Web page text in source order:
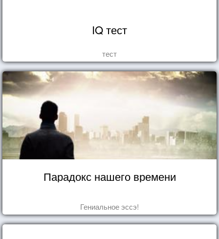
IQ тест
тест
Парадокс нашего времени
Гениальное эссэ!